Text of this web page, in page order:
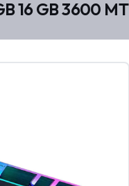
16 GB 3600 MT